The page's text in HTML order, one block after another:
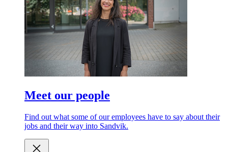
Meet our people
Find out what some of our employees have to say about their
jobs and their way into Sandvik.